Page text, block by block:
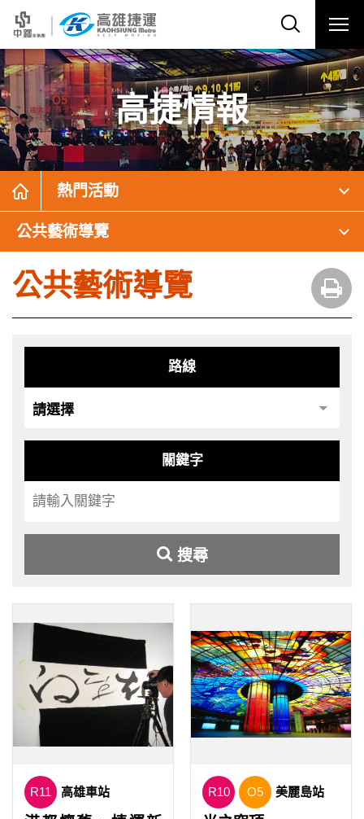
高捷情報
熱門活動
公共藝術導覽
公共藝術導覽
路線
關鍵字
搜尋
R11 高雄車站 R10 O5 美麗島站